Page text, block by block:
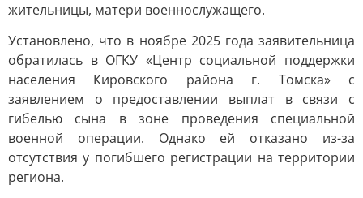
жительницы, матери военнослужащего.
Установлено, что в ноябре 2025 года заявительница
обратилась в ОГКУ «Центр социальной поддержки
населения Кировского района г. Томска» с
заявлением о предоставлении выплат в связи с
гибелью сына в зоне проведения специальной
военной операции. Однако ей отказано из-за
отсутствия у погибшего регистрации на территории
региона.